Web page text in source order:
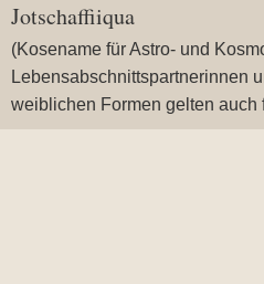
Jotschaffiiqua
(Kosename für Astro- und
Lebensabschnittspartnerinnen
weiblichen Formen gelten